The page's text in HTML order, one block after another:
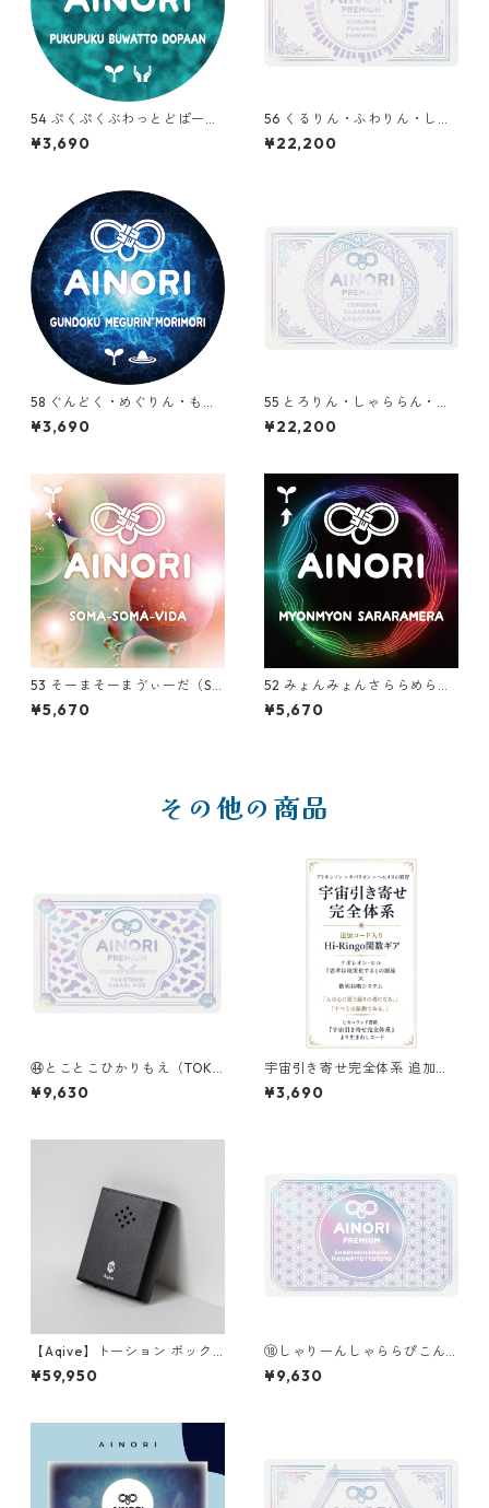
54 ぷくぷくぶわっとどぱーん
（PUKUPUKU BUWATTO DOP
AAN ）
¥3,690
56 くるりん・ふわりん・しん
わり（KURURIN FUWARIN SH
INWARIN）
¥22,200
58 ぐんどく・めぐりん・もり
もり（GUNDOKU MEGURIN
MORIMORI）
¥3,690
55 とろりん・しゃららん・か
がやりん（TORORIN SHARAR
AN KAGAYARIN）
¥22,200
53 そーまそーまゔぃーだ（SO
MA-SOMA-VIDA）
¥5,670
52 みょんみょんさららめら
（MYONMYON SARARAMER
A）
¥5,670
その他の商品
㊹とことこひかりもえ（TOKO
TOKO HIKARIMOE）
¥9,630
宇宙引き寄せ完全体系 追加コ
ード入り Hi-Ringo関数ギア
¥3,690
【Aqive】トーション ボック
ス 〜Torsion Generator Bo
x〜
¥59,950
⑱しゃりーんしゃららぴこん
ぴとっととと（SHARIINSHAR
ARAPIKONPITOTTOTOTO）
¥9,630